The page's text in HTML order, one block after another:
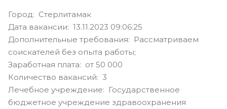
Город: Стерлитамак
Дата вакансии: 13.11.2023 09:06:25
Дополнительные требования: Рассматриваем
соискателей без опыта работы;
Заработная плата: от 50 000
Количество вакансий: 3
Лечебное учреждение: Государственное
бюджетное учреждение здравоохранения